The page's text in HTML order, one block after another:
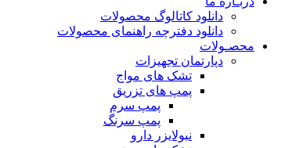
دانلود کاتالوگ محصولات
دانلود دفترچه راهنمای محصولات
محصـولات
دپارتمان تجهیزات
تشک های مواج
پمپ های تزریق
پمپ سرم
پمپ سرنگ
نبولایزر دارو